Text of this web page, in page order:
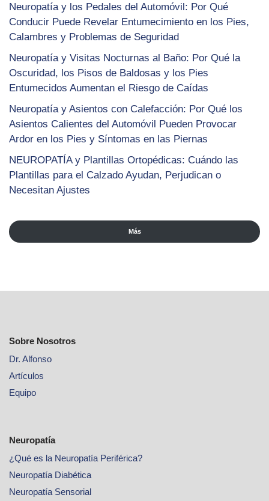
Neuropatía y los Pedales del Automóvil: Por Qué
Conducir Puede Revelar Entumecimiento en los Pies,
Calambres y Problemas de Seguridad
Neuropatía y Visitas Nocturnas al Baño: Por Qué la
Oscuridad, los Pisos de Baldosas y los Pies
Entumecidos Aumentan el Riesgo de Caídas
Neuropatía y Asientos con Calefacción: Por Qué los
Asientos Calientes del Automóvil Pueden Provocar
Ardor en los Pies y Síntomas en las Piernas
NEUROPATÍA y Plantillas Ortopédicas: Cuándo las
Plantillas para el Calzado Ayudan, Perjudican o
Necesitan Ajustes
Más
Sobre Nosotros
Dr. Alfonso
Artículos
Equipo
Neuropatía
¿Qué es la Neuropatía Periférica?
Neuropatía Diabética
Neuropatía Sensorial